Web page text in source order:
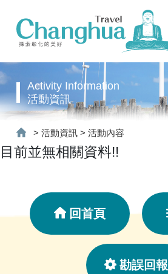
Activity Information
活動資訊
> 活動資訊 > 活動內容
目前並無相關資料!!
回首頁
勘誤回報